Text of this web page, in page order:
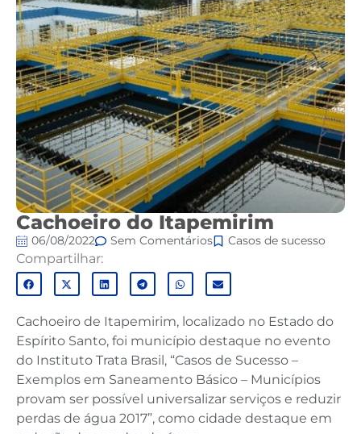
Cachoeiro do Itapemirim
06/08/2022 Sem Comentários Casos de sucesso
Compartilhar:
Cachoeiro de Itapemirim, localizado no Estado do
Espírito Santo, foi município destaque no evento
do Instituto Trata Brasil, “Casos de Sucesso –
Exemplos em Saneamento Básico – Municípios
provam ser possível universalizar serviços e reduzir
perdas de água 2017”, como cidade destaque em